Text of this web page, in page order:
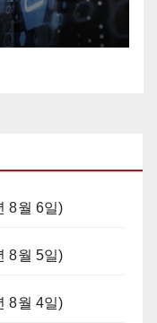
8월 6일)
8월 5일)
8월 4일)